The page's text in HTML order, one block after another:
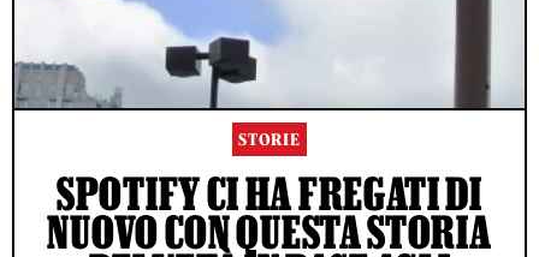
STORIE
SPOTIFY CI HA FREGATI DI
NUOVO CON QUESTA STORIA